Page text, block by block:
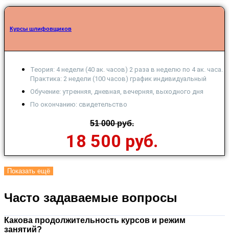
Курсы шлифовщиков
Теория: 4 недели (40 ак. часов) 2 раза в неделю по 4 ак. часа.
Практика: 2 недели (100 часов) график индивидуальный
Обучение: утренняя, дневная, вечерняя, выходного дня
По окончанию: свидетельство
51 000 руб.
18 500 руб.
Показать ещё
Часто задаваемые вопросы
Какова продолжительность курсов и режим
занятий?